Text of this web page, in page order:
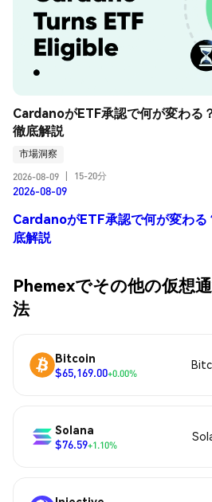
CardanoがETF承認で何が変わる
徹底解説
市場洞察
2026-08-09
15-20分
2026-08-09
CardanoがETF承認で何が変わる
底解説
Phemexでその他の仮想
法
Bitcoin
$65,169.00+0.00%
Solana
$76.59+1.10%